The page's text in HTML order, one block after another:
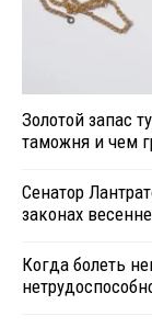
Золотой запас
таможня и чем
Сенатор
законах
Когда болеть